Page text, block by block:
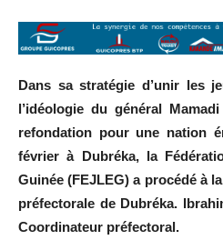
Dans sa stratégie d’unir les
l’idéologie du général
refondation pour une nation
février à Dubréka, la
Guinée (FEJLEG) a procédé à
préfectorale de Dubréka.
Coordinateur préfectoral.